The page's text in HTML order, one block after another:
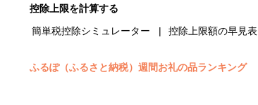
控除上限を計算する
簡単税控除シミュレーター
控除上限額の早見表
ふるぽ（ふるさと納税）週間お礼の品ランキング